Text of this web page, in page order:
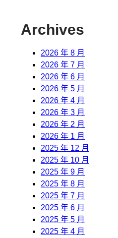
Archives
2026 年 8 月
2026 年 7 月
2026 年 6 月
2026 年 5 月
2026 年 4 月
2026 年 3 月
2026 年 2 月
2026 年 1 月
2025 年 12 月
2025 年 10 月
2025 年 9 月
2025 年 8 月
2025 年 7 月
2025 年 6 月
2025 年 5 月
2025 年 4 月